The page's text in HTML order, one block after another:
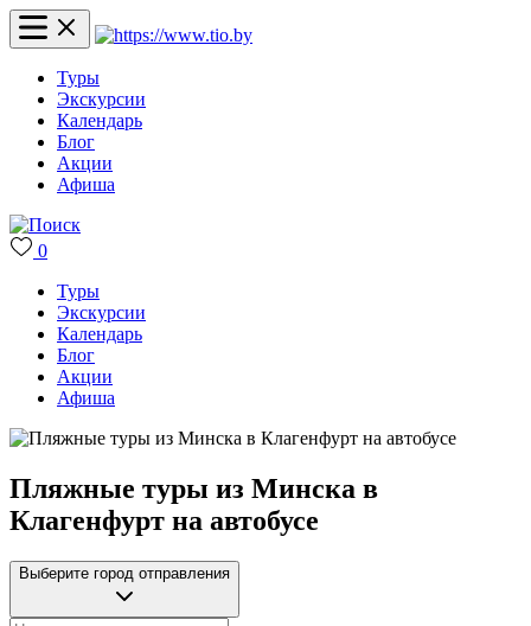
Туры
Экскурсии
Календарь
Блог
Акции
Афиша
0
Туры
Экскурсии
Календарь
Блог
Акции
Афиша
Пляжные туры из Минска в
Клагенфурт на автобусе
Выберите город отправления